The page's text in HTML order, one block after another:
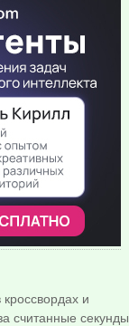
и
считанные секунды,